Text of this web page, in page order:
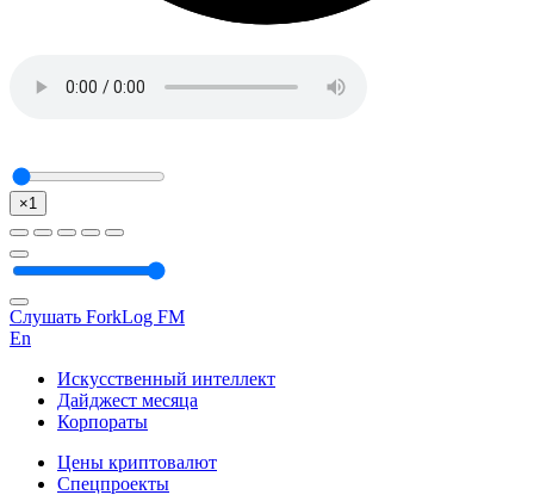
×1
Слушать ForkLog FM
En
Искусственный интеллект
Дайджест месяца
Корпораты
Цены криптовалют
Спецпроекты